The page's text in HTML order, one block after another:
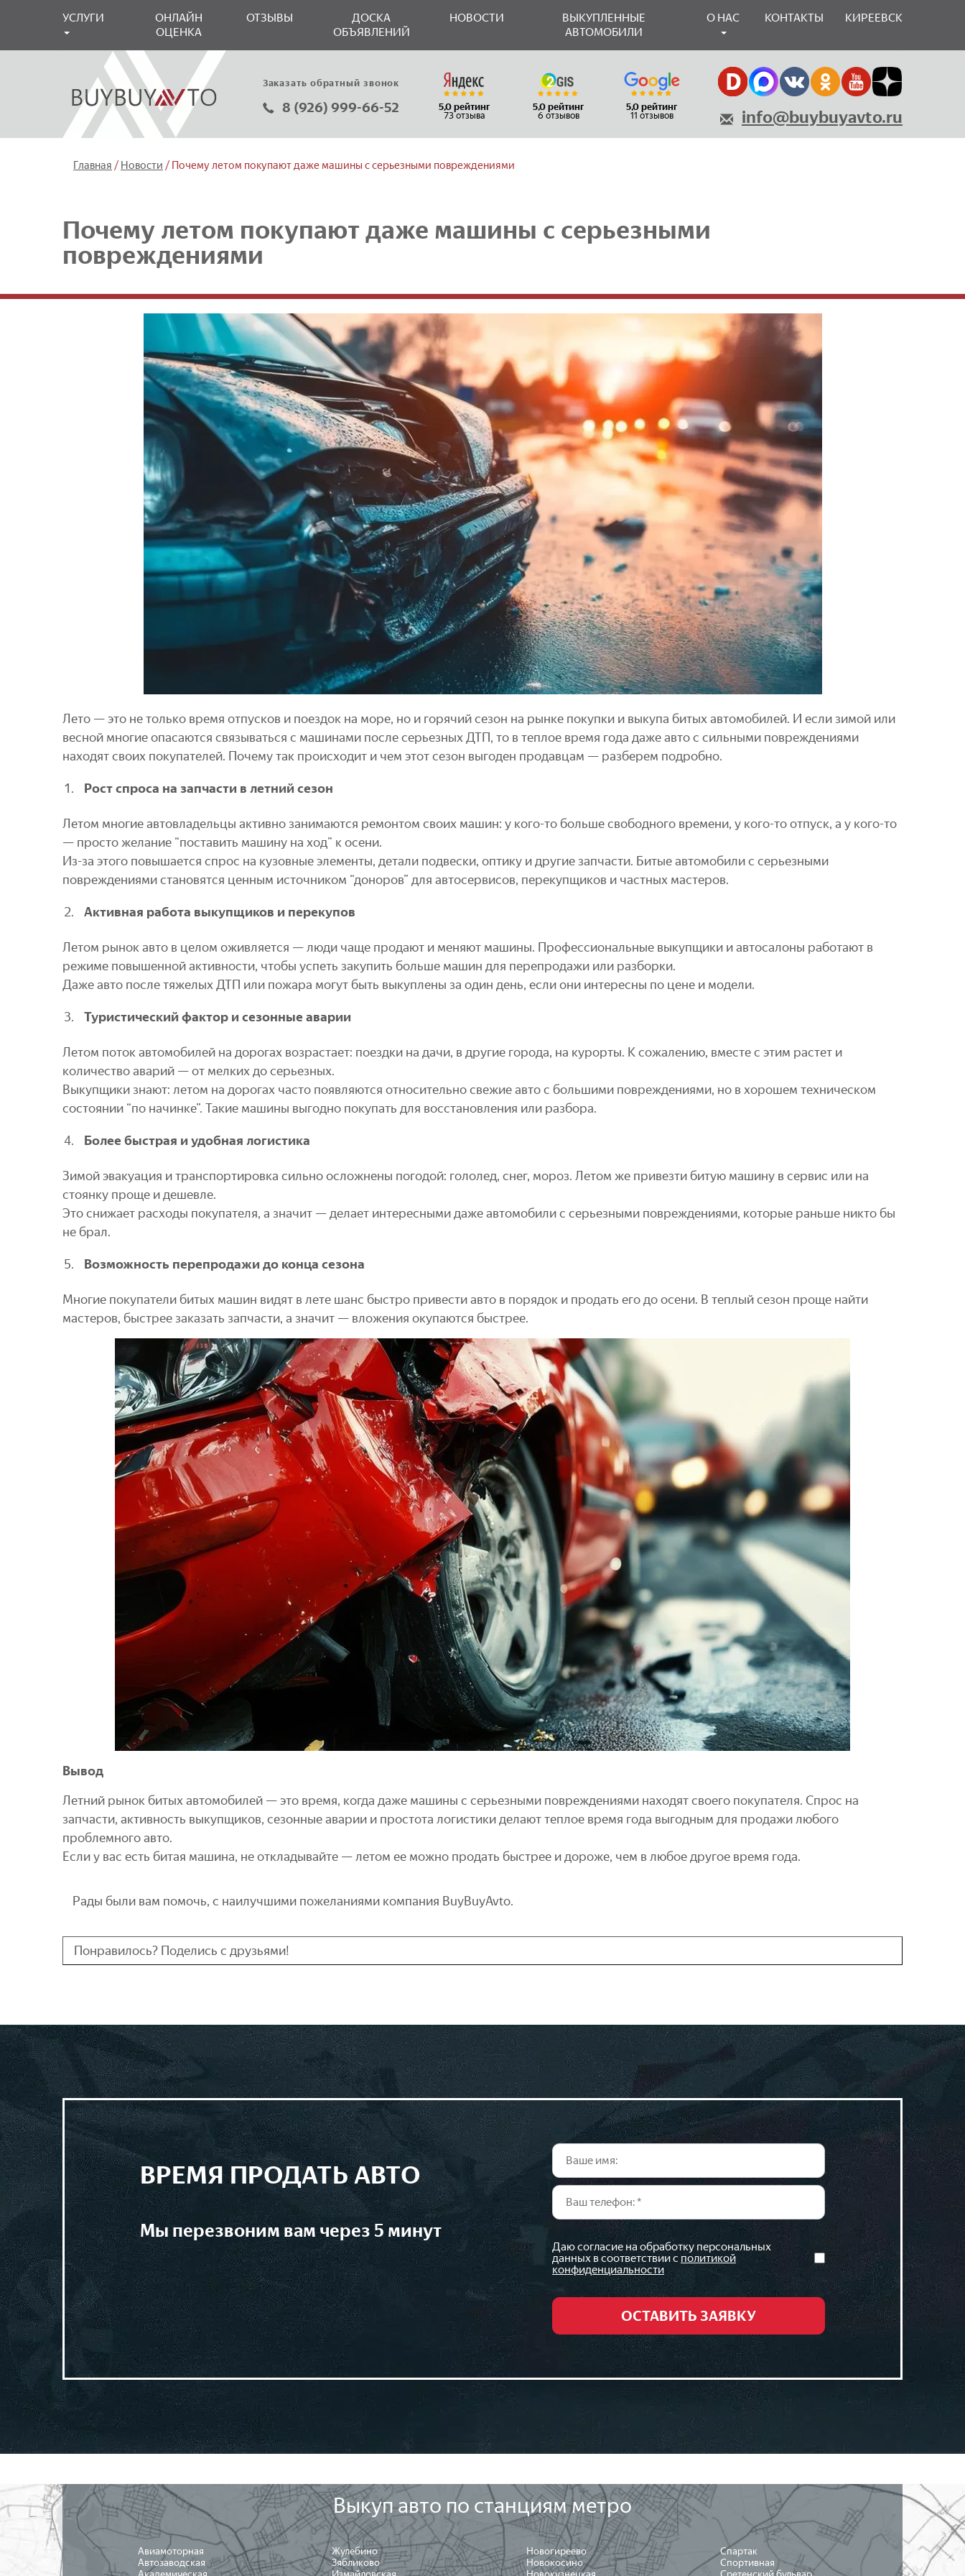
УСЛУГИ
ОНЛАЙН
ОЦЕНКА
ОТЗЫВЫ
ДОСКА
ОБЪЯВЛЕНИЙ
НОВОСТИ
ВЫКУПЛЕННЫЕ
АВТОМОБИЛИ
О НАС КОНТАКТЫ КИРЕЕВСК
info@buybuyavto.ru
5,0 рейтинг
73 отзыва
5,0 рейтинг
6 отзывов
5,0 рейтинг
11 отзывов
Заказать обратный звонок
8 (926) 999-66-52
Главная / Новости / Почему летом покупают даже машины с серьезными повреждениями
Почему летом покупают даже машины с серьезными
повреждениями
Лето — это не только время отпусков и поездок на море, но и горячий сезон на рынке покупки и выкупа битых автомобилей. И если зимой или
весной многие опасаются связываться с машинами после серьезных ДТП, то в теплое время года даже авто с сильными повреждениями
находят своих покупателей. Почему так происходит и чем этот сезон выгоден продавцам — разберем подробно.
Рост спроса на запчасти в летний сезон
Летом многие автовладельцы активно занимаются ремонтом своих машин: у кого-то больше свободного времени, у кого-то отпуск, а у кого-то
— просто желание “поставить машину на ход” к осени.
Из-за этого повышается спрос на кузовные элементы, детали подвески, оптику и другие запчасти. Битые автомобили с серьезными
повреждениями становятся ценным источником “доноров” для автосервисов, перекупщиков и частных мастеров.
Активная работа выкупщиков и перекупов
Летом рынок авто в целом оживляется — люди чаще продают и меняют машины. Профессиональные выкупщики и автосалоны работают в
режиме повышенной активности, чтобы успеть закупить больше машин для перепродажи или разборки.
Даже авто после тяжелых ДТП или пожара могут быть выкуплены за один день, если они интересны по цене и модели.
Туристический фактор и сезонные аварии
Летом поток автомобилей на дорогах возрастает: поездки на дачи, в другие города, на курорты. К сожалению, вместе с этим растет и
количество аварий — от мелких до серьезных.
Выкупщики знают: летом на дорогах часто появляются относительно свежие авто с большими повреждениями, но в хорошем техническом
состоянии “по начинке”. Такие машины выгодно покупать для восстановления или разбора.
Более быстрая и удобная логистика
Зимой эвакуация и транспортировка сильно осложнены погодой: гололед, снег, мороз. Летом же привезти битую машину в сервис или на
стоянку проще и дешевле.
Это снижает расходы покупателя, а значит — делает интересными даже автомобили с серьезными повреждениями, которые раньше никто бы
не брал.
Возможность перепродажи до конца сезона
Многие покупатели битых машин видят в лете шанс быстро привести авто в порядок и продать его до осени. В теплый сезон проще найти
мастеров, быстрее заказать запчасти, а значит — вложения окупаются быстрее.
Вывод
Летний рынок битых автомобилей — это время, когда даже машины с серьезными повреждениями находят своего покупателя. Спрос на
запчасти, активность выкупщиков, сезонные аварии и простота логистики делают теплое время года выгодным для продажи любого
проблемного авто.
Если у вас есть битая машина, не откладывайте — летом ее можно продать быстрее и дороже, чем в любое другое время года.
Рады были вам помочь, с наилучшими пожеланиями компания BuyBuyAvto.
Понравилось? Поделись с друзьями!
ВРЕМЯ ПРОДАТЬ АВТО
мы перезвоним вам через 5 минут
Даю согласие на обработку персональных
данных в соответствии сполитикой
конфиденциальности
Выкуп авто по станциям метро
Авиамоторная
Автозаводская
Жулебино
Зябликово
Новогиреево
Новокосино
Спартак
Спортивная